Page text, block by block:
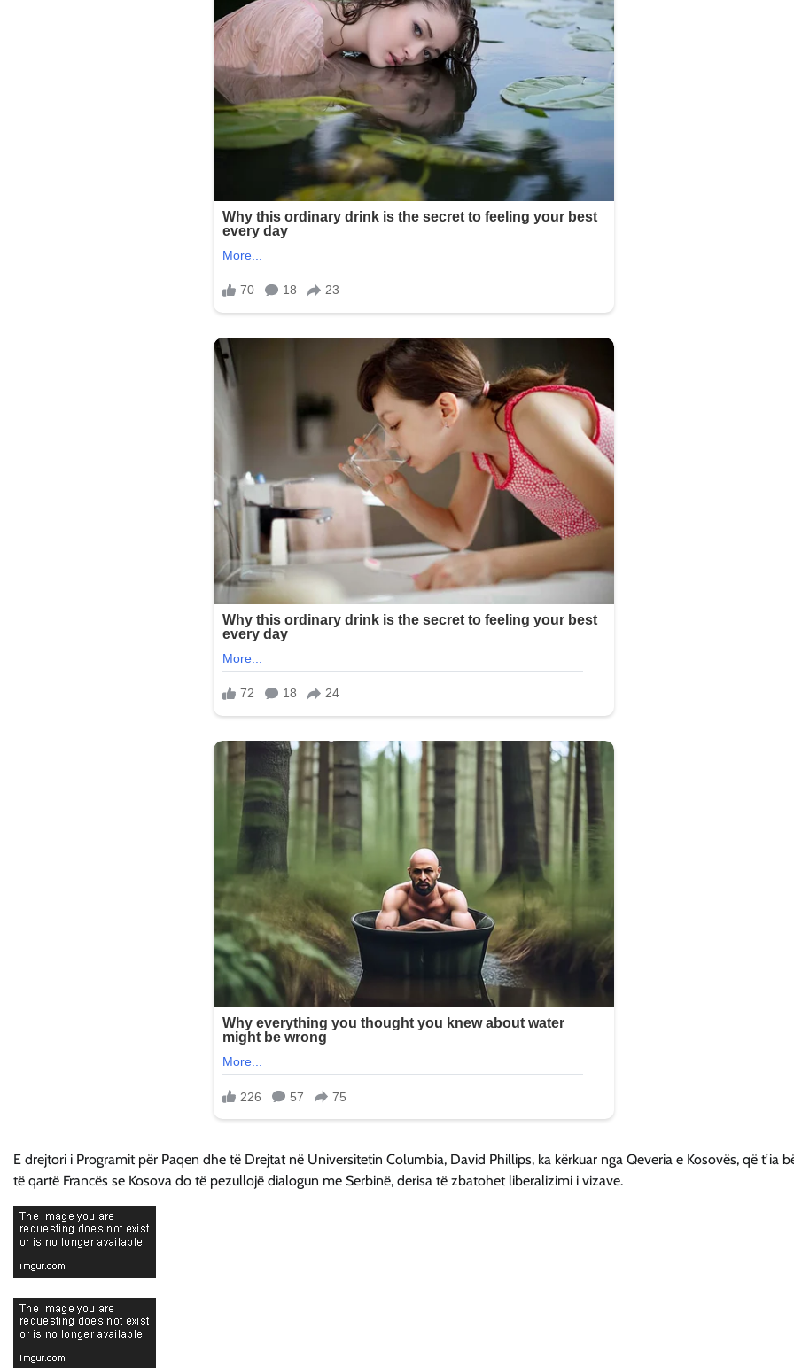
E drejtori i Programit për Paqen dhe të Drejtat në Universitetin Columbia, David Phillips, ka kërkuar nga Qeveria e Kosovës, që t’ia
të qartë Francës se Kosova do të pezullojë dialogun me Serbinë, derisa të zbatohet liberalizimi i vizave.